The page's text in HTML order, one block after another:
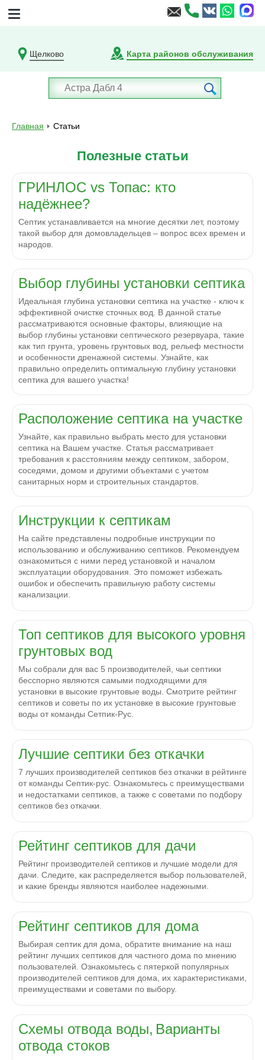
Щелково Карта районов обслуживания
Главная Статьи
Полезные статьи
ГРИНЛОС vs Топас: кто
надёжнее?
Септик устанавливается на многие десятки лет, поэтому
такой выбор для домовладельцев – вопрос всех времен и
народов.
Выбор глубины установки септика
Идеальная глубина установки септика на участке - ключ к
эффективной очистке сточных вод. В данной статье
рассматриваются основные факторы, влияющие на
выбор глубины установки септического резервуара, такие
как тип грунта, уровень грунтовых вод, рельеф местности
и особенности дренажной системы. Узнайте, как
правильно определить оптимальную глубину установки
септика для вашего участка!
Расположение септика на участке
Узнайте, как правильно выбрать место для установки
септика на Вашем участке. Статья рассматривает
требования к расстояниям между септиком, забором,
соседями, домом и другими объектами с учетом
санитарных норм и строительных стандартов.
Инструкции к септикам
На сайте представлены подробные инструкции по
использованию и обслуживанию септиков. Рекомендуем
ознакомиться с ними перед установкой и началом
эксплуатации оборудования. Это поможет избежать
ошибок и обеспечить правильную работу системы
канализации.
Топ септиков для высокого уровня
грунтовых вод
Мы собрали для вас 5 производителей, чьи септики
бесспорно являются самыми подходящими для
установки в высокие грунтовые воды. Смотрите рейтинг
септиков и советы по их установке в высокие грунтовые
воды от команды Сетпик-Рус.
Лучшие септики без откачки
7 лучших производителей септиков без откачки в рейтинге
от команды Септик-рус. Ознакомьтесь с преимуществами
и недостатками септиков, а также с советами по подбору
септиков без откачки.
Рейтинг септиков для дачи
Рейтинг производителей септиков и лучшие модели для
дачи. Следите, как распределяется выбор пользователей,
и какие бренды являются наиболее надежными.
Рейтинг септиков для дома
Выбирая септик для дома, обратите внимание на наш
рейтинг лучших септиков для частного дома по мнению
пользователей. Ознакомьтесь с пятеркой популярных
производителей септиков для дома, их характеристиками,
преимуществами и советами по выбору.
Схемы отвода воды, Варианты
отвода стоков